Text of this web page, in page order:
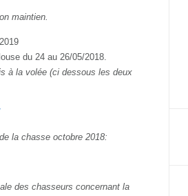
maintien.
du 24 au 26/05/2018.
à la volée (ci dessous les deux
la chasse octobre 2018:
des chasseurs concernant la